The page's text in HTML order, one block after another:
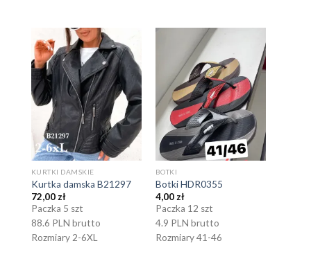
KURTKI DAMSKIE
Kurtka damska B21297
72,00 zł
Paczka 5 szt
88.6 PLN brutto
Rozmiary 2-6XL
BOTKI
Botki HDR0355
4,00 zł
Paczka 12 szt
4.9 PLN brutto
Rozmiary 41-46